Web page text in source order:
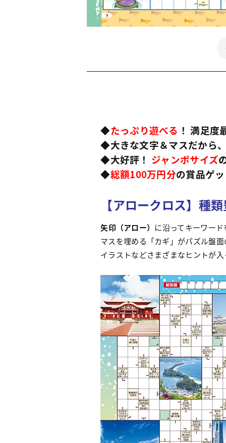
◆たっぷり遊べる ！ 満足度
◆大きな文字＆マスだから
◆大好評！ ジャンボサイズ
◆総額100万円分の賞品ゲ
【アロークロス】種
矢印（アロー） に沿ってキーワー
マスを埋める「カギ」がパズル盤
イラストなどさまざまなヒントが